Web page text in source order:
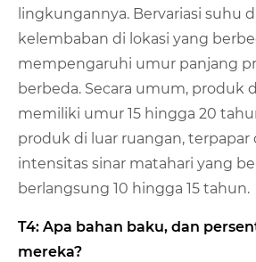
lingkungannya. Bervariasi suhu
kelembaban di lokasi yang
mempengaruhi umur panjang
berbeda. Secara umum, produk
memiliki umur 15 hingga 20
produk di luar ruangan, terpapar
intensitas sinar matahari yang
berlangsung 10 hingga 15 tahun.
T4: Apa bahan baku, dan
mereka?